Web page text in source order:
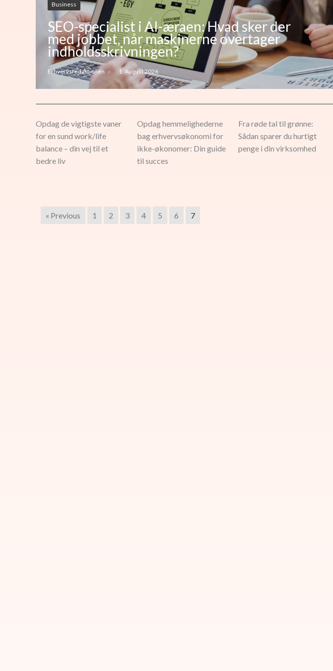
Business
SEO-specialist i AI-æraen: Hvad sker der
med jobbet, når maskinerne overtager
indholdsskrivningen?
Erhvervsredaktionen 1. August 2026
Opdag de vigtigste vaner
for en sund work/life
balance – din vej til et
bedre liv
Opdag hemmelighederne
bag erhvervsøkonomi for
ikke-økonomer: Din guide
til succes
Fra røde tal til grønne:
Sådan sparer du hurtigt
penge i din virksomhed
« Previous 1 2 3 4 5 6 7